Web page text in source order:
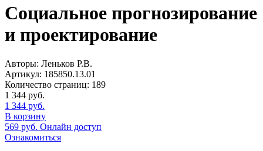
Социальное прогнозирование
и проектирование
Авторы: Леньков Р.В.
Артикул: 185850.13.01
Количество страниц: 189
1 344 руб.
1 344 руб.
В корзину
569 руб. Онлайн доступ
Ознакомиться